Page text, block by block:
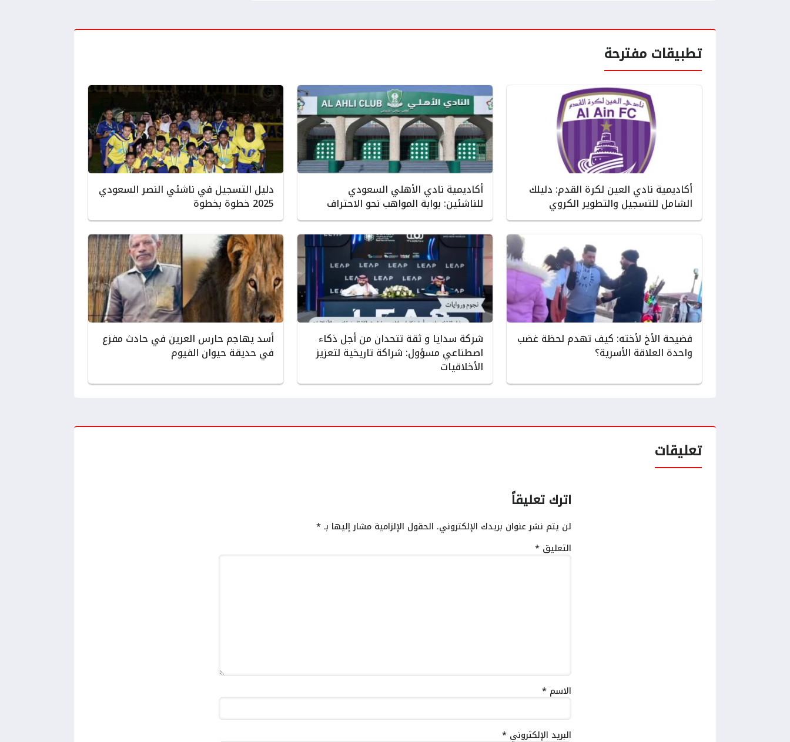
تطبيقات مفترحة
أكاديمية نادي العين لكرة القدم: دليلك
الشامل للتسجيل والتطوير الكروي
أكاديمية نادي الأهلي السعودي
للناشئين: بوابة المواهب نحو الاحتراف
دليل التسجيل في ناشئي النصر السعودي
2025 خطوة بخطوة
فضيحة الأخ لأخته: كيف تهدم لحظة غضب
واحدة العلاقة الأسرية؟
شركة سدايا و ثقة تتحدان من أجل ذكاء
اصطناعي مسؤول: شراكة تاريخية لتعزيز
الأخلاقيات
أسد يهاجم حارس العرين في حادث مفزع
في حديقة حيوان الفيوم
تعليقات
اترك تعليقاً
لن يتم نشر عنوان بريدك الإلكتروني. الحقول الإلزامية مشار إليها بـ*
التعليق *
الاسم *
البريد الإلكتروني *